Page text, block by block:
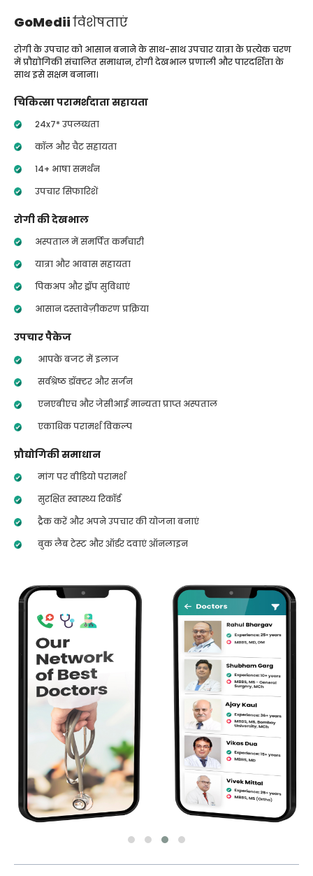
GoMediiविशेषताएं
रोगी के उपचार को आसान बनाने के साथ-साथ उपचार यात्रा के प्रत्येक चरण
में प्रौद्योगिकी संचालित समाधान, रोगी देखभाल प्रणाली और पारदर्शिता के
साथ इसे सक्षम बनाना।
चिकित्सा परामर्शदाता सहायता
24x7* उपलब्धता
कॉल और चैट सहायता
14+ भाषा समर्थन
उपचार सिफारिशें
रोगी की देखभाल
अस्पताल में समर्पित कर्मचारी
यात्रा और आवास सहायता
पिकअप और ड्रॉप सुविधाएं
आसान दस्तावेज़ीकरण प्रक्रिया
उपचार पैकेज
आपके बजट में इलाज
सर्वश्रेष्ठ डॉक्टर और सर्जन
एनएबीएच और जेसीआई मान्यता प्राप्त अस्पताल
एकाधिक परामर्श विकल्प
प्रौद्योगिकी समाधान
मांग पर वीडियो परामर्श
सुरक्षित स्वास्थ्य रिकॉर्ड
ट्रैक करें और अपने उपचार की योजना बनाएं
बुक लैब टेस्ट और ऑर्डर दवाएं ऑनलाइन